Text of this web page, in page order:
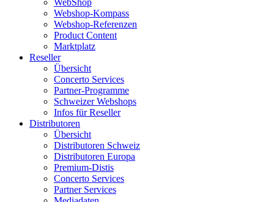
WebShop
Webshop-Kompass
Webshop-Referenzen
Product Content
Marktplatz
Reseller
Übersicht
Concerto Services
Partner-Programme
Schweizer Webshops
Infos für Reseller
Distributoren
Übersicht
Distributoren Schweiz
Distributoren Europa
Premium-Distis
Concerto Services
Partner Services